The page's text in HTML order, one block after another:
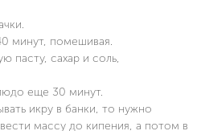
минут, помешивая.
пасту, сахар и соль,
еще 30 минут.
икру в банки, то нужно
массу до кипения, а потом в